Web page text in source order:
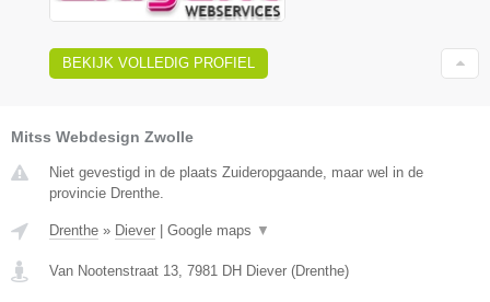
BEKIJK VOLLEDIG PROFIEL
Mitss Webdesign Zwolle
Niet gevestigd in de plaats Zuideropgaande, maar wel in de
provincie Drenthe.
Drenthe » Diever Google maps ▼
Van Nootenstraat 13, 7981 DH Diever (Drenthe)